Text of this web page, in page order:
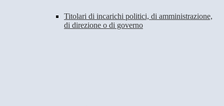
Titolari di incarichi politici, di amministrazione,
di direzione o di governo